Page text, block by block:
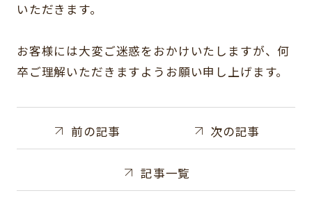
いただきます。
お客様には大変ご迷惑をおかけいたしますが、何
卒ご理解いただきますようお願い申し上げます。
前の記事
記事一覧
次の記事